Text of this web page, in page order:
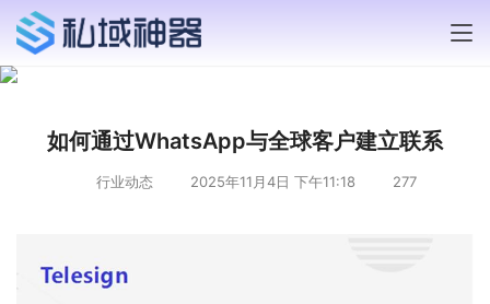
如何通过WhatsApp与全球客户建立联系
行业动态 2025年11月4日 下午11:18 277